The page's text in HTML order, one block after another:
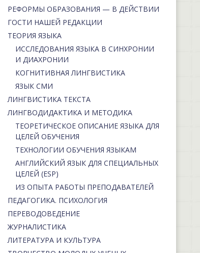
РЕФОРМЫ ОБРАЗОВАНИЯ — В ДЕЙСТВИИ
ГОСТИ НАШЕЙ РЕДАКЦИИ
ТЕОРИЯ ЯЗЫКА
ИССЛЕДОВАНИЯ ЯЗЫКА В СИНХРОНИИ
И ДИАХРОНИИ
КОГНИТИВНАЯ ЛИНГВИСТИКА
ЯЗЫК СМИ
ЛИНГВИСТИКА ТЕКСТА
ЛИНГВОДИДАКТИКА И МЕТОДИКА
ТЕОРЕТИЧЕСКОЕ ОПИСАНИЕ ЯЗЫКА ДЛЯ
ЦЕЛЕЙ ОБУЧЕНИЯ
ТЕХНОЛОГИИ ОБУЧЕНИЯ ЯЗЫКАМ
АНГЛИЙСКИЙ ЯЗЫК ДЛЯ СПЕЦИАЛЬНЫХ
ЦЕЛЕЙ (ESP)
ИЗ ОПЫТА РАБОТЫ ПРЕПОДАВАТЕЛЕЙ
ПЕДАГОГИКА. ПСИХОЛОГИЯ
ПЕРЕВОДОВЕДЕНИЕ
ЖУРНАЛИСТИКА
ЛИТЕРАТУРА И КУЛЬТУРА